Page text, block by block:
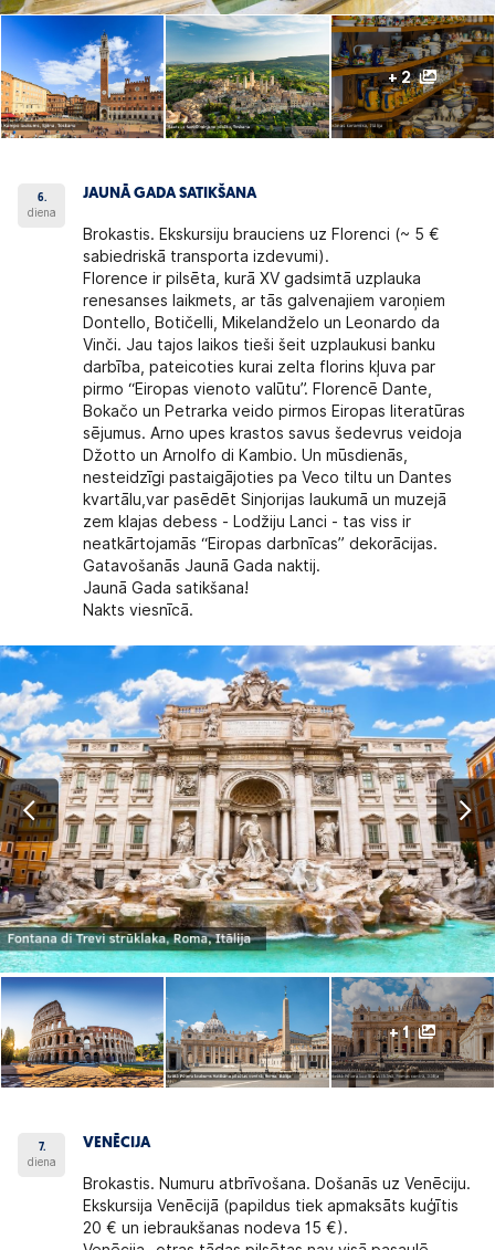
+ 2
6.
diena
JAUNĀ GADA SATIKŠANA
Brokastis. Ekskursiju brauciens uz Florenci (~ 5 €
sabiedriskā transporta izdevumi).
Florence ir pilsēta, kurā XV gadsimtā uzplauka
renesanses laikmets, ar tās galvenajiem varoņiem
Dontello, Botičelli, Mikelandželo un Leonardo da
Vinči. Jau tajos laikos tieši šeit uzplaukusi banku
darbība, pateicoties kurai zelta florins kļuva par
pirmo “Eiropas vienoto valūtu”. Florencē Dante,
Bokačo un Petrarka veido pirmos Eiropas literatūras
sējumus. Arno upes krastos savus šedevrus veidoja
Džotto un Arnolfo di Kambio. Un mūsdienās,
nesteidzīgi pastaigājoties pa Veco tiltu un Dantes
kvartālu,var pasēdēt Sinjorijas laukumā un muzejā
zem klajas debess - Lodžiju Lanci - tas viss ir
neatkārtojamās “Eiropas darbnīcas” dekorācijas.
Gatavošanās Jaunā Gada naktij.
Jaunā Gada satikšana!
Nakts viesnīcā.
+ 1
7.
diena
VENĒCIJA
Brokastis. Numuru atbrīvošana. Došanās uz Venēciju.
Ekskursija Venēcijā (papildus tiek apmaksāts kuģītis
20 € un iebraukšanas nodeva 15 €).